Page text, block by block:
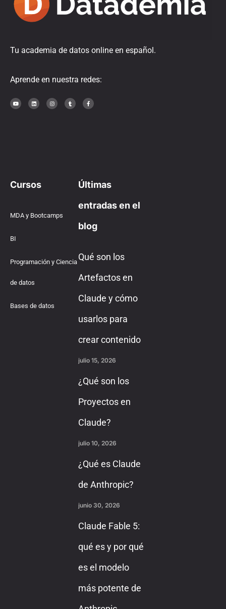
Tu academia de datos online en español.
Aprende en nuestra redes:
Cursos
MDA y Bootcamps
BI
Programación y Ciencia
de datos
Bases de datos
Últimas
entradas en el
blog
Qué son los
Artefactos en
Claude y cómo
usarlos para
crear contenido
julio 15, 2026
¿Qué son los
Proyectos en
Claude?
julio 10, 2026
¿Qué es Claude
de Anthropic?
junio 30, 2026
Claude Fable 5:
qué es y por qué
es el modelo
más potente de